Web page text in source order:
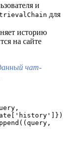
и
для
историю
на сайте
чат-